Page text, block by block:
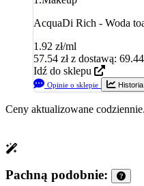
AcquaDi Rich - Woda
1.92 zł/ml
57.54 zł z dostawą: 69.44
Idź do sklepu
Opinie o sklepie
Ceny aktualizowane
Pachną podobnie: